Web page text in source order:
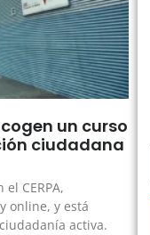
un curso
ciudadana
CERPA,
online, y está
activa.